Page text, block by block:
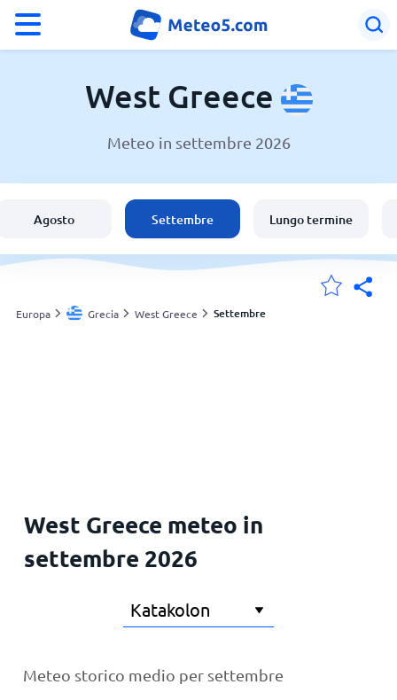
Meteo in West Greece
Italia
Svizzera
West Greece
Meteo in settembre 2026
Agosto Settembre Lungo termine
Europa Grecia West Greece Settembre
West Greece meteo in
settembre 2026
Meteo storico medio per settembre